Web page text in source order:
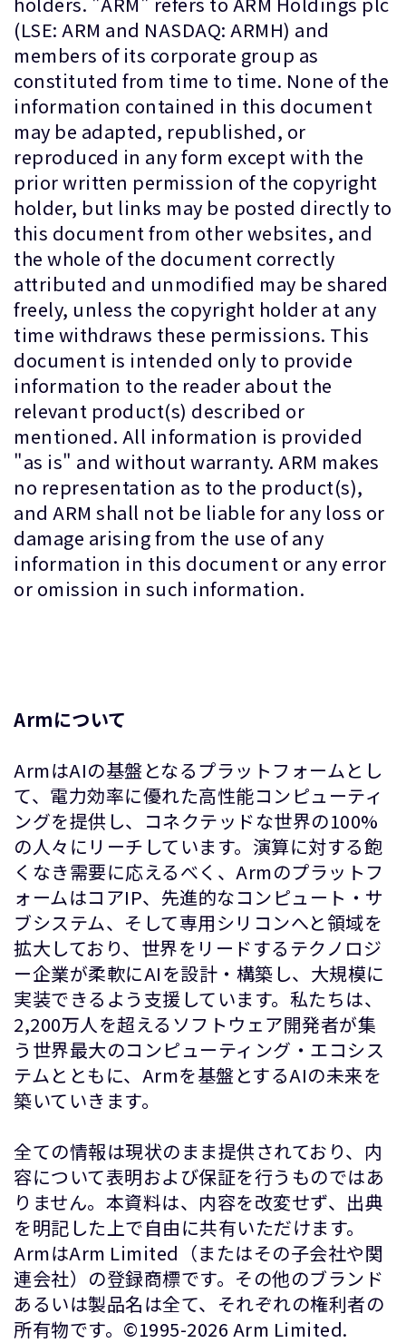
(LSE: ARM and NASDAQ: ARMH) and
members of its corporate group as
constituted from time to time. None of the
information contained in this document
may be adapted, republished, or
reproduced in any form except with the
prior written permission of the copyright
holder, but links may be posted directly to
this document from other websites, and
the whole of the document correctly
attributed and unmodified may be shared
freely, unless the copyright holder at any
time withdraws these permissions. This
document is intended only to provide
information to the reader about the
relevant product(s) described or
mentioned. All information is provided
"as is" and without warranty. ARM makes
no representation as to the product(s),
and ARM shall not be liable for any loss or
damage arising from the use of any
information in this document or any error
or omission in such information.
Armについて
ArmはAIの基盤となるプラットフォームとし
て、電力効率に優れた高性能コンピューティ
ングを提供し、コネクテッドな世界の100%
の人々にリーチしています。演算に対する飽
くなき需要に応えるべく、Armのプラットフ
ォームはコアIP、先進的なコンピュート・サ
ブシステム、そして専用シリコンへと領域を
拡大しており、世界をリードするテクノロジ
ー企業が柔軟にAIを設計・構築し、大規模に
実装できるよう支援しています。私たちは、
2,200万人を超えるソフトウェア開発者が集
う世界最大のコンピューティング・エコシス
テムとともに、Armを基盤とするAIの未来を
築いていきます。
全ての情報は現状のまま提供されており、内
容について表明および保証を行うものではあ
りません。本資料は、内容を改変せず、出典
を明記した上で自由に共有いただけます。
ArmはArm Limited（またはその子会社や関
連会社）の登録商標です。その他のブランド
あるいは製品名は全て、それぞれの権利者の
所有物です。©1995-2026 Arm Limited.